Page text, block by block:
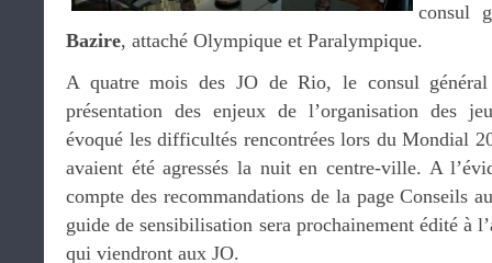
consul
Bazire, attaché Olympique et Paralympique.
A quatre mois des JO de Rio, le consul
présentation des enjeux de l’organisation des
évoqué les difficultés rencontrées lors du Mondial
avaient été agressés la nuit en centre-ville. A
compte des recommandations de la page Conseils
guide de sensibilisation sera prochainement édité à
qui viendront aux JO.